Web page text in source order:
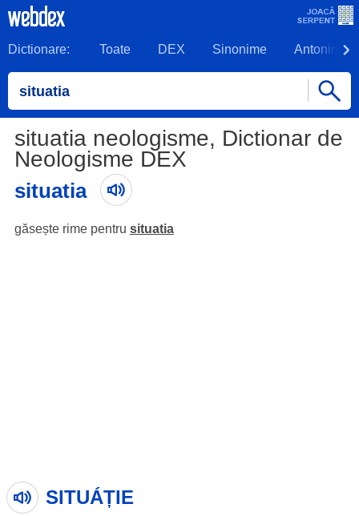
Dictionare: Toate DEX Sinonime Antonime
situatia neologisme, Dictionar de
Neologisme DEX
situatia
găsește rime pentru situatia
SITUÁȚIE